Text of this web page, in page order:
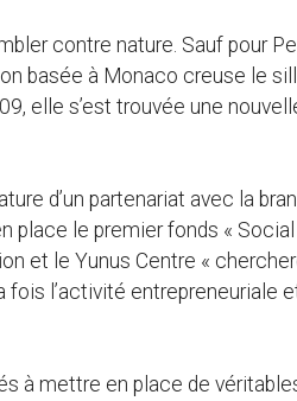
contre nature. Sauf pour
basée à Monaco creuse le
elle s’est trouvée une
d’un partenariat avec la
place le premier fonds «
et le Yunus Centre «
l’activité entrepreneuriale
à mettre en place de